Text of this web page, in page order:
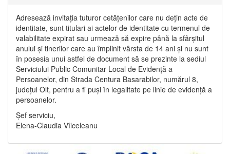
Adresează invitația tuturor cetățenilor care nu dețin acte de
identitate, sunt titulari ai actelor de identitate cu termenul de
valabilitate expirat sau urmează să expire până la sfârșitul
anului și tinerilor care au împlinit vârsta de 14 ani și nu sunt
în posesia unui astfel de document să se prezinte la sediul
Serviciului Public Comunitar Local de Evidență a
Persoanelor, din Strada Centura Basarabilor, numărul 8,
județul Olt, pentru a fi puși în legalitate pe linie de evidență a
persoanelor.
Șef serviciu,
Elena-Claudia Vîlceleanu